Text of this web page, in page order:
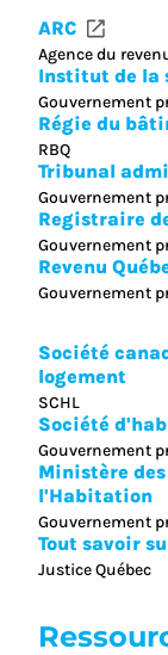
ARC
Agence du
Institut de la
Gouvernement
Régie du
RBQ
Tribunal
Gouvernement
Registraire
Gouvernement
Revenu
Gouvernement
Société
logement
SCHL
Société
Gouvernement
Ministère
l'Habitation
Gouvernement
Tout savoir
Justice Québec